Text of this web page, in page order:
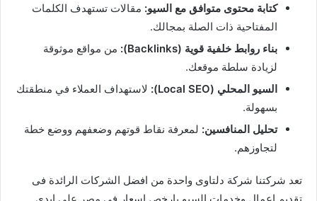
كتابة محتوى متوافق مع السيو: مقالات تستهدف الكلمات
المفتاحية ذات الصلة بمجالك.
بناء روابط خلفية قوية (Backlinks):
من مواقع موثوقة
لزيادة سلطة موقعك.
السيو المحلي (Local SEO):
لاستهداف العملاء في منطقتك
بسهولة.
تحليل المنافسين: لمعرفة نقاط قوتهم وضعفهم ووضع خطة
لتجاوزهم.
تعد شركتنا شركة دلتاوى واحدة من افضل الشركات الرائدة فى
تقديم اعمال وخدمات السيو بارخص اسعار في مصر على ايدى